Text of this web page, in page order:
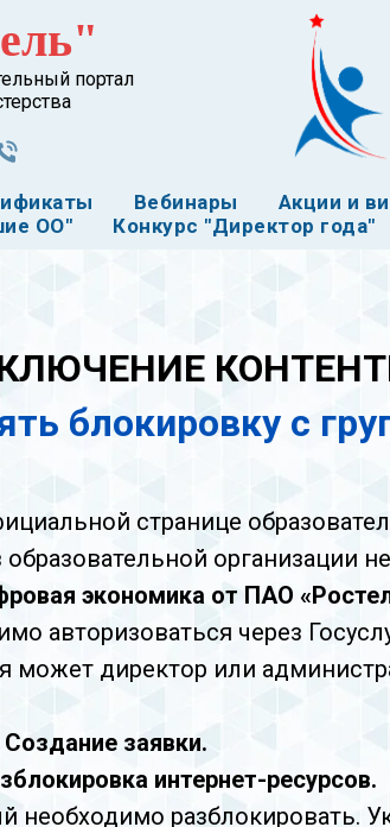
портал
Вебинары Акции и
ОО" Конкурс "Директор года"
блокировку с
странице
организации
экономика от ПАО
авторизоваться через
может директор или
Создание заявки.
интернет-ресурсов.
необходимо разблокировать.